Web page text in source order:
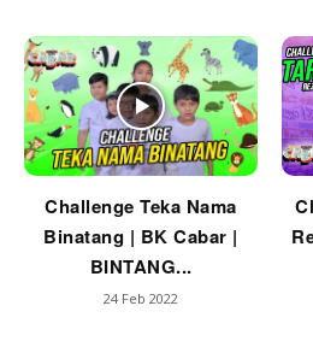
Challenge Teka Nama
Binatang | BK Cabar |
BINTANG...
24 Feb 2022